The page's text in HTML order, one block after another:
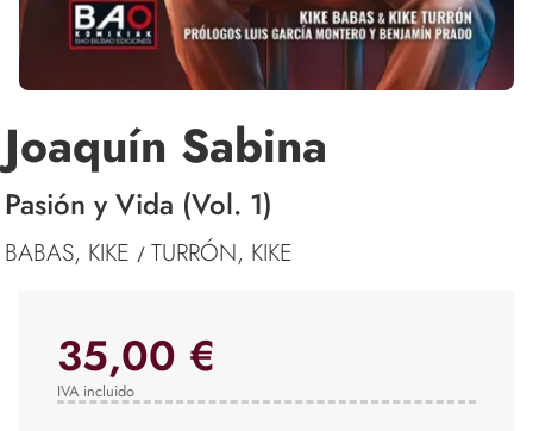
Joaquín Sabina
Pasión y Vida (Vol. 1)
BABAS, KIKE / TURRÓN, KIKE
35,00 €
IVA incluido